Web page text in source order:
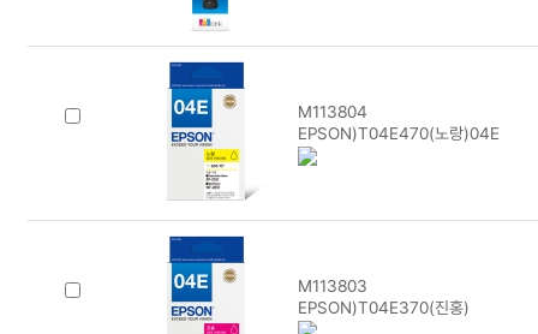
M113804
EPSON)T04E470(노랑)04E
M113803
EPSON)T04E370(진홍)